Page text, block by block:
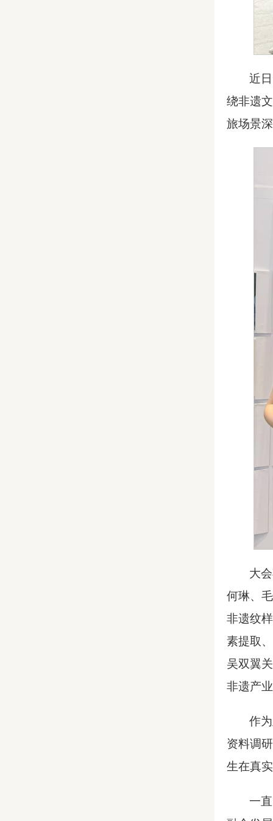
近
绕非遗
旅场景
大
何琳、
非遗纹
素提取
吴双翼
非遗产
作
资料调
生在真
一